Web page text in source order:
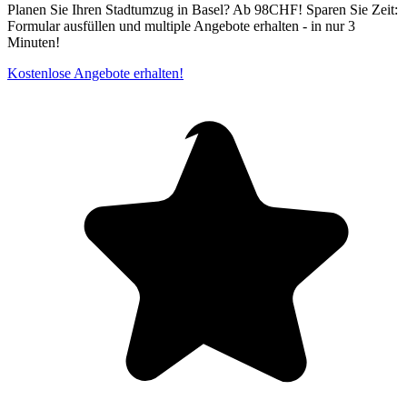
Planen Sie Ihren Stadtumzug in Basel? Ab 98CHF! Sparen Sie Zeit:
Formular ausfüllen und multiple Angebote erhalten - in nur 3
Minuten!
Kostenlose Angebote erhalten!